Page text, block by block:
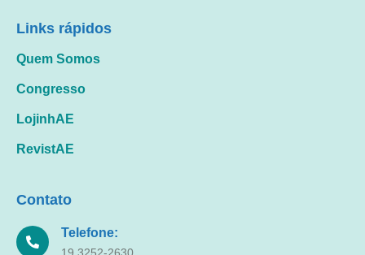
Links rápidos
Quem Somos
Congresso
LojinhAE
RevistAE
Contato
Telefone: